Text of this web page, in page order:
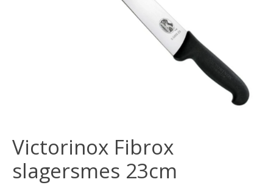
Victorinox Fibrox
slagersmes 23cm